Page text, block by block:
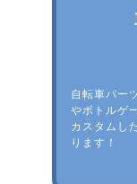
自転車パー
やボトルゲ
カスタムし
ります！